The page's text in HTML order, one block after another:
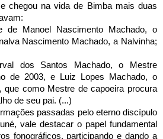
chegou na vida de Bimba mais duas
de Manoel Nascimento Machado, o
Nascimento Machado, a Nalvinha;
dos Santos Machado, o Mestre
de 2003, e Luiz Lopes Machado, o
que como Mestre de capoeira procura
de seu pai. (...)
passadas pelo eterno discípulo
vale destacar o papel fundamental
fonográficos, participando e dando a